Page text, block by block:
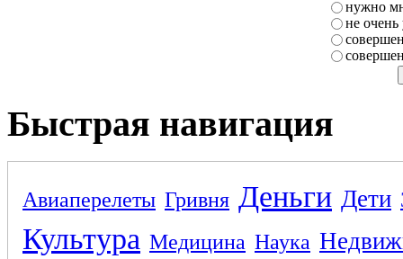
нужно
не очень
Быстрая навигация
Авиаперелеты Гривня Деньги Дети
Культура Медицина Наука